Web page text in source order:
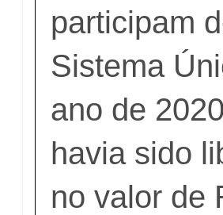
participam
Sistema
ano de
havia sido
no valor de